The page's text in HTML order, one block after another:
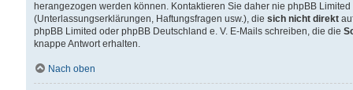
herangezogen werden können. Kontaktieren Sie daher nie phpBB
(Unterlassungserklärungen, Haftungsfragen usw.), die sich nicht direkt
phpBB Limited oder phpBB Deutschland e. V. E-Mails schreiben, die die
knappe Antwort erhalten.
Nach oben